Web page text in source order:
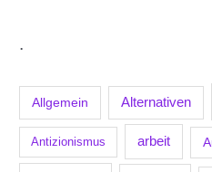
.
Allgemein Alternativen
Antizionismus arbeit